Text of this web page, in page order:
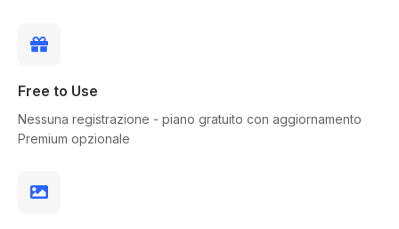
Free to Use
Nessuna registrazione - piano gratuito con aggiornamento
Premium opzionale